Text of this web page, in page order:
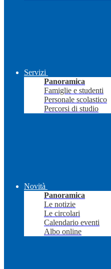
Servizi
Panoramica
Famiglie e studenti
Personale scolastico
Percorsi di studio
Novità
Panoramica
Le notizie
Le circolari
Calendario eventi
Albo online